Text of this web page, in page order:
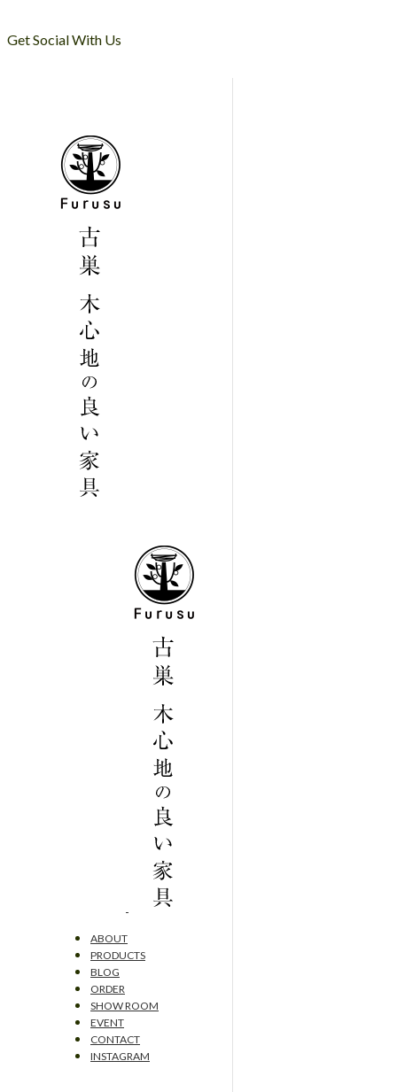
Get Social With Us
ABOUT
PRODUCTS
BLOG
ORDER
SHOW ROOM
EVENT
CONTACT
INSTAGRAM